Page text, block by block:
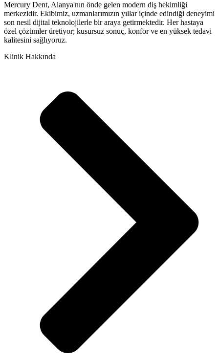
Mercury Dent, Alanya'nın önde gelen modern diş hekimliği
merkezidir. Ekibimiz, uzmanlarımızın yıllar içinde edindiği deneyimi
son nesil dijital teknolojilerle bir araya getirmektedir. Her hastaya
özel çözümler üretiyor; kusursuz sonuç, konfor ve en yüksek tedavi
kalitesini sağlıyoruz.
Klinik Hakkında